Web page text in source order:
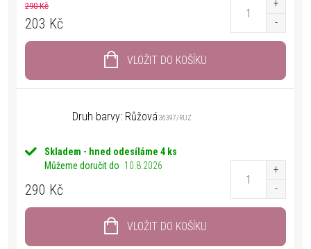
290 Kč
203 Kč
VLOŽIT DO KOŠÍKU
Druh barvy: Růžová 36397/RUZ
Skladem - hned odesíláme 4 ks
Můžeme doručit do 10.8.2026
290 Kč
VLOŽIT DO KOŠÍKU